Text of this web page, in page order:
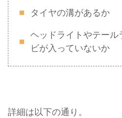
タイヤの溝があるか
ヘッドライトやテール
ビが入っていないか
詳細は以下の通り。